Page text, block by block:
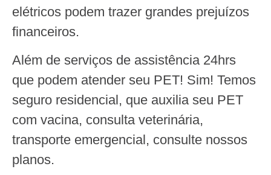
elétricos podem trazer grandes prejuízos
financeiros.
Além de serviços de assistência 24hrs
que podem atender seu PET! Sim! Temos
seguro residencial, que auxilia seu PET
com vacina, consulta veterinária,
transporte emergencial, consulte nossos
planos.